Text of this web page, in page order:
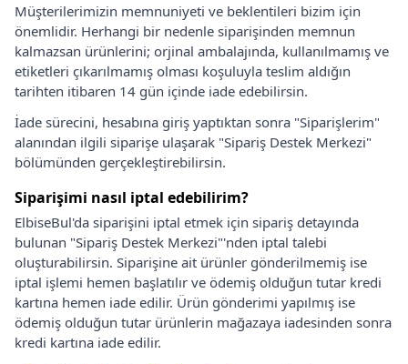
Müşterilerimizin memnuniyeti ve beklentileri bizim için
önemlidir. Herhangi bir nedenle siparişinden memnun
kalmazsan ürünlerini; orjinal ambalajında, kullanılmamış ve
etiketleri çıkarılmamış olması koşuluyla teslim aldığın
tarihten itibaren 14 gün içinde iade edebilirsin.
İade sürecini, hesabına giriş yaptıktan sonra "Siparişlerim"
alanından ilgili siparişe ulaşarak "Sipariş Destek Merkezi"
bölümünden gerçekleştirebilirsin.
Siparişimi nasıl iptal edebilirim?
ElbiseBul'da siparişini iptal etmek için sipariş detayında
bulunan "Sipariş Destek Merkezi"'nden iptal talebi
oluşturabilirsin. Siparişine ait ürünler gönderilmemiş ise
iptal işlemi hemen başlatılır ve ödemiş olduğun tutar kredi
kartına hemen iade edilir. Ürün gönderimi yapılmış ise
ödemiş olduğun tutar ürünlerin mağazaya iadesinden sonra
kredi kartına iade edilir.